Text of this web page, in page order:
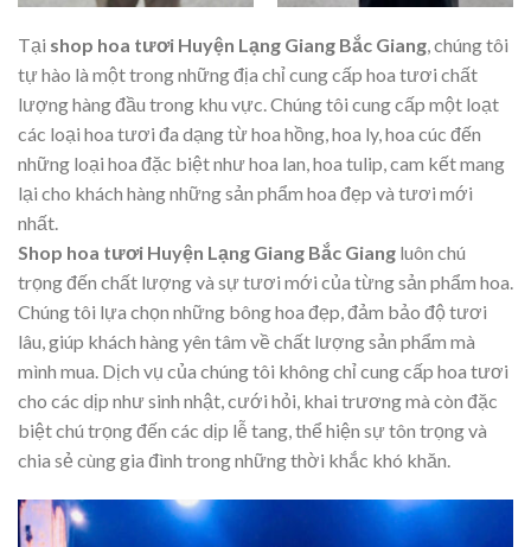
Tại shop hoa tươi Huyện Lạng Giang Bắc Giang, chúng tôi
tự hào là một trong những địa chỉ cung cấp hoa tươi chất
lượng hàng đầu trong khu vực. Chúng tôi cung cấp một loạt
các loại hoa tươi đa dạng từ hoa hồng, hoa ly, hoa cúc đến
những loại hoa đặc biệt như hoa lan, hoa tulip, cam kết mang
lại cho khách hàng những sản phẩm hoa đẹp và tươi mới
nhất.
Shop hoa tươi Huyện Lạng Giang Bắc Giang luôn chú
trọng đến chất lượng và sự tươi mới của từng sản phẩm hoa.
Chúng tôi lựa chọn những bông hoa đẹp, đảm bảo độ tươi
lâu, giúp khách hàng yên tâm về chất lượng sản phẩm mà
mình mua. Dịch vụ của chúng tôi không chỉ cung cấp hoa tươi
cho các dịp như sinh nhật, cưới hỏi, khai trương mà còn đặc
biệt chú trọng đến các dịp lễ tang, thể hiện sự tôn trọng và
chia sẻ cùng gia đình trong những thời khắc khó khăn.